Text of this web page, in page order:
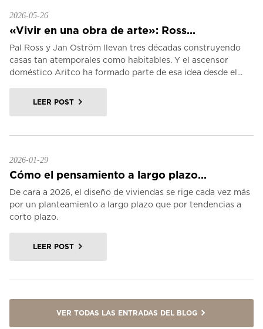
2026-05-26
«Vivir en una obra de arte»: Ross...
Pal Ross y Jan Oström llevan tres décadas construyendo
casas tan atemporales como habitables. Y el ascensor
doméstico Aritco ha formado parte de esa idea desde el...
LEER POST
2026-01-29
Cómo el pensamiento a largo plazo...
De cara a 2026, el diseño de viviendas se rige cada vez más
por un planteamiento a largo plazo que por tendencias a
corto plazo.
LEER POST
VER TODAS LAS ENTRADAS DEL BLOG